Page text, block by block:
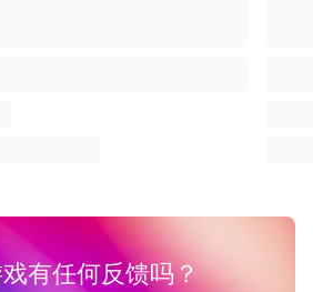
有任何反馈吗？